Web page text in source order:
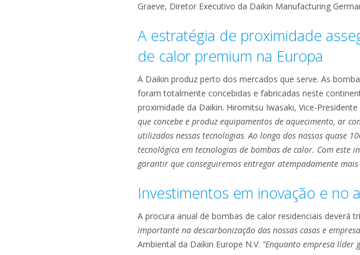
Graeve, Diretor Executivo da Daikin Manufacturing
A estratégia de proximidade
de calor premium na Europa
A Daikin produz perto dos mercados que serve. As
foram totalmente concebidas e fabricadas neste
proximidade da Daikin. Hiromitsu Iwasaki, Vice-
que concebe e produz equipamentos de aquecimento, ar
utilizados nessas tecnologias. Ao longo dos nossos quase
tecnológica em tecnologias de bombas de calor. Com
garantir que conseguiremos entregar atempadamente
Investimentos em inovação e no
A procura anual de bombas de calor residenciais deverá
importante na descarbonização das nossas casas e
Ambiental da Daikin Europe N.V. "Enquanto empresa líder